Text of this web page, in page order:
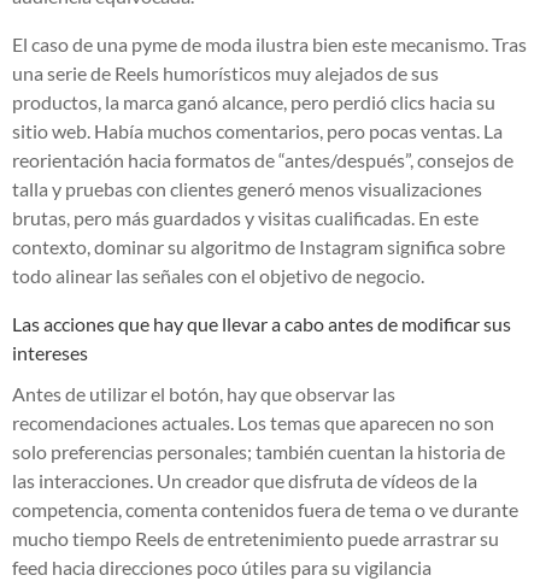
El caso de una pyme de moda ilustra bien este mecanismo. Tras
una serie de Reels humorísticos muy alejados de sus
productos, la marca ganó alcance, pero perdió clics hacia su
sitio web. Había muchos comentarios, pero pocas ventas. La
reorientación hacia formatos de “antes/después”, consejos de
talla y pruebas con clientes generó menos visualizaciones
brutas, pero más guardados y visitas cualificadas. En este
contexto, dominar su algoritmo de Instagram significa sobre
todo alinear las señales con el objetivo de negocio.
Las acciones que hay que llevar a cabo antes de modificar sus
intereses
Antes de utilizar el botón, hay que observar las
recomendaciones actuales. Los temas que aparecen no son
solo preferencias personales; también cuentan la historia de
las interacciones. Un creador que disfruta de vídeos de la
competencia, comenta contenidos fuera de tema o ve durante
mucho tiempo Reels de entretenimiento puede arrastrar su
feed hacia direcciones poco útiles para su vigilancia